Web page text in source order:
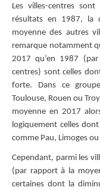
Les villes-centres
résultats en 1987, la
moyenne des autres
remarque notamment
2017 qu’en 1987
centres) sont celles
forte. Dans ce
Toulouse, Rouen ou
moyenne en 2017
logiquement celles
comme Pau, Limoges
Cependant, parmi les
(par rapport à la
certaines dont la